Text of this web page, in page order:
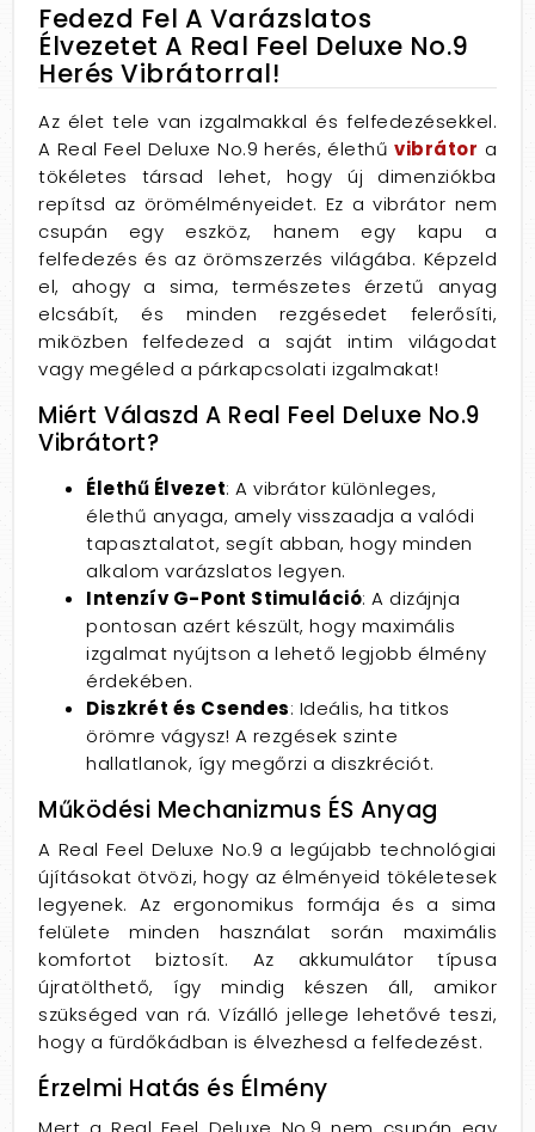
Fedezd Fel A Varázslatos
Élvezetet A Real Feel Deluxe No.9
Herés Vibrátorral!
Az élet tele van izgalmakkal és felfedezésekkel.
A Real Feel Deluxe No.9 herés, élethűvibrátor a
tökéletes társad lehet, hogy új dimenziókba
repítsd az örömélményeidet. Ez a vibrátor nem
csupán egy eszköz, hanem egy kapu a
felfedezés és az örömszerzés világába. Képzeld
el, ahogy a sima, természetes érzetű anyag
elcsábít, és minden rezgésedet felerősíti,
miközben felfedezed a saját intim világodat
vagy megéled a párkapcsolati izgalmakat!
Miért Válaszd A Real Feel Deluxe No.9
Vibrátort?
Élethű Élvezet: A vibrátor különleges,
élethű anyaga, amely visszaadja a valódi
tapasztalatot, segít abban, hogy minden
alkalom varázslatos legyen.
Intenzív G-Pont Stimuláció: A dizájnja
pontosan azért készült, hogy maximális
izgalmat nyújtson a lehető legjobb élmény
érdekében.
Diszkrét és Csendes: Ideális, ha titkos
örömre vágysz! A rezgések szinte
hallatlanok, így megőrzi a diszkréciót.
Működési Mechanizmus ÉS Anyag
A Real Feel Deluxe No.9 a legújabb technológiai
újításokat ötvözi, hogy az élményeid tökéletesek
legyenek. Az ergonomikus formája és a sima
felülete minden használat során maximális
komfortot biztosít. Az akkumulátor típusa
újratölthető, így mindig készen áll, amikor
szükséged van rá. Vízálló jellege lehetővé teszi,
hogy a fürdőkádban is élvezhesd a felfedezést.
Érzelmi Hatás és Élmény